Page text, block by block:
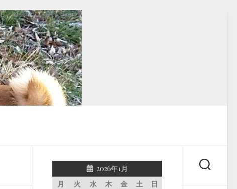
2026年1月
月
火 水 木 金 土
日